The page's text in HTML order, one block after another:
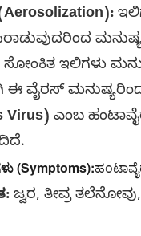
ಸೋಂಕಿತ ಇಲಿಗಳು
ಈ ವೈರಸ್
Virus) ಎಂಬ
(Symptoms):
ಜ್ವರ, ತೀವ್ರ